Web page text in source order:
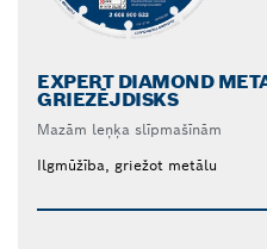
EXPERT DIAMOND
GRIEZĒJDISKS
Mazām leņķa slīpmašīnām
Ilgmūžība, griežot metālu